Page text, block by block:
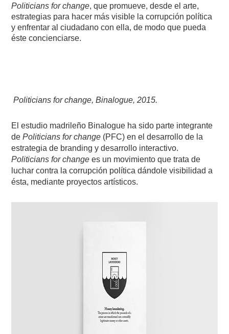
Politicians for change, que promueve, desde el arte,
estrategias para hacer más visible la corrupción política
y enfrentar al ciudadano con ella, de modo que pueda
éste concienciarse.
Politicians for change, Binalogue, 2015.
El estudio madrileño Binalogue ha sido parte integrante
dePoliticians for change (PFC) en el desarrollo de la
estrategia de branding y desarrollo interactivo.
Politicians for change es un movimientoque trata de
luchar contra la corrupción política dándole visibilidad a
ésta, mediante proyectos artísticos.